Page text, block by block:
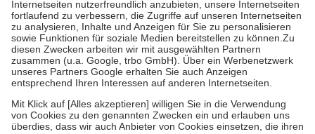
Prozent des Abgabepreises,mindestensjedochfünf Euround
höchstens zehn Euro.Es sind jedoch nie mehr als die tatsächlichen
Kosten der Leistung zu entrichten.
Diese Regeln gelten grundsätzlich auch für Online-Apotheken.
Bei Heilmitteln und häuslicher Krankenpflege beträgt die
Zuzahlung zehn Prozent der Kosten sowie zehn Euro je
Um das Engagement der Versicherten für ihre eigene Gesundheit zu
stärken und die besondere Stellung der Familie zu unterstützen,